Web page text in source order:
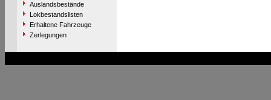
Auslandsbestände
Lokbestandslisten
Erhaltene Fahrzeuge
Zerlegungen